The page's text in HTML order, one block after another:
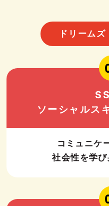
ドリーム
ソーシャルス
コミュニケ
社会性を学び